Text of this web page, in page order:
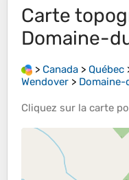
Carte
Domaine-
> Canada > Québec
Wendover >
Cliquez sur la carte